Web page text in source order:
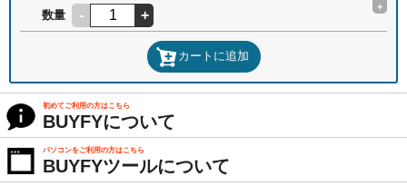
数量 - +
+
カートに追加
初めてご利用の方はこちら
BUYFYについて
パソコンをご利用の方はこちら
BUYFYツールについて